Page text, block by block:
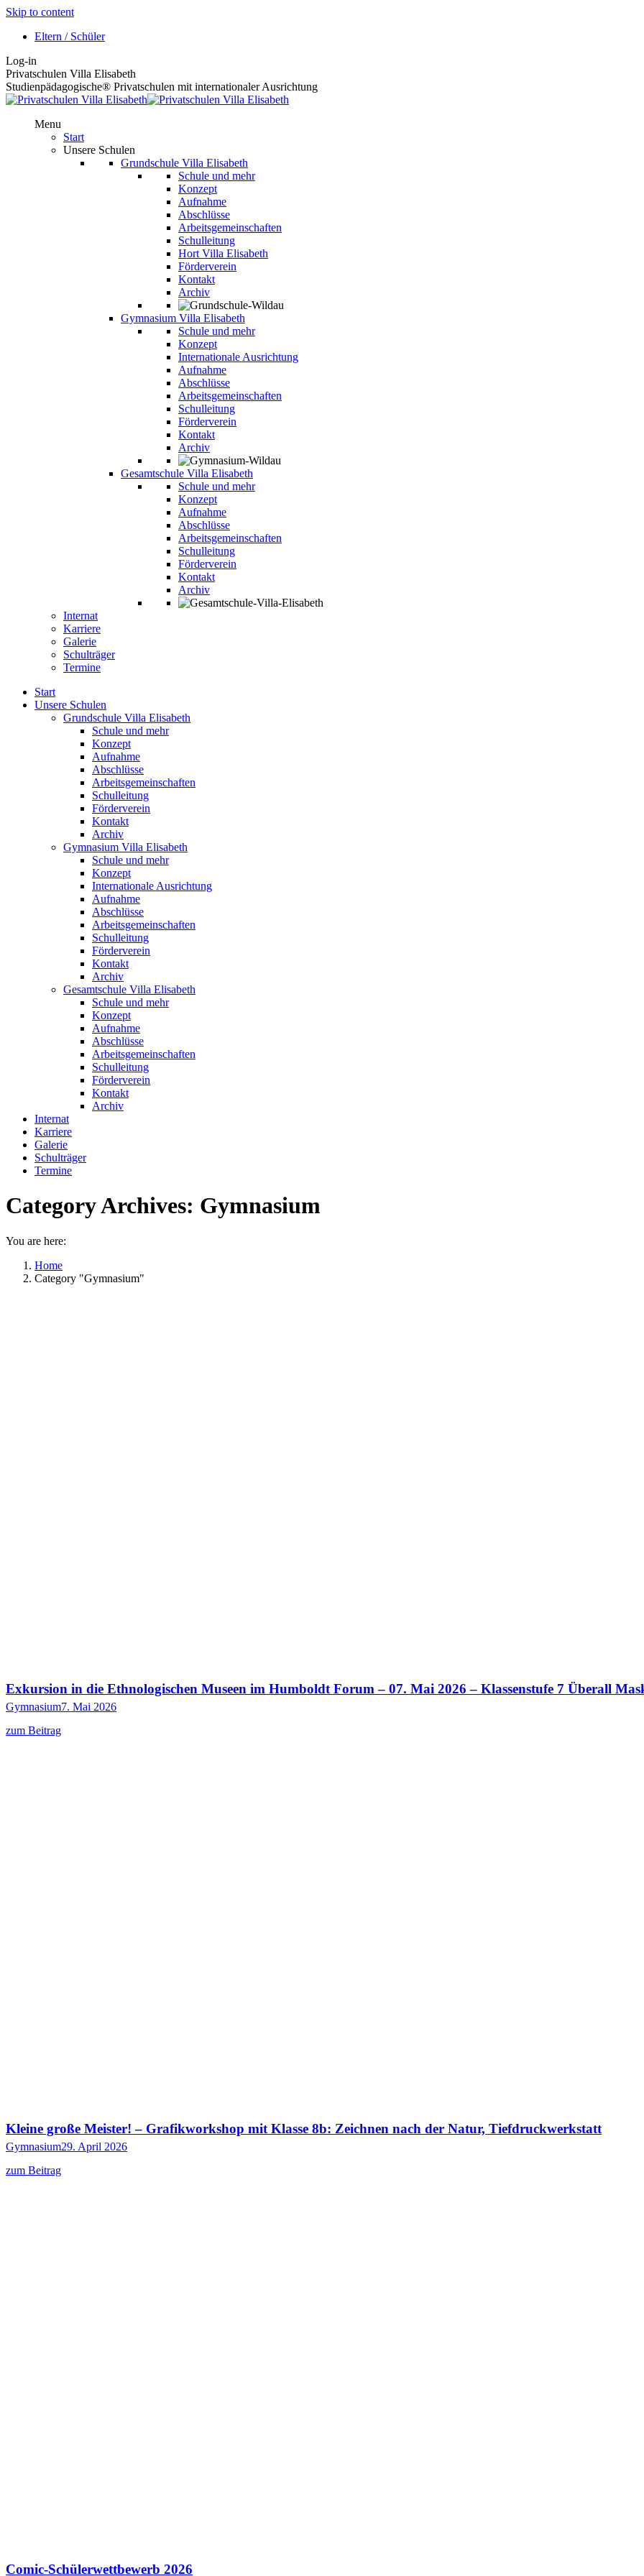
Skip to content
Eltern / Schüler
Log-in
Privatschulen Villa Elisabeth
Studienpädagogische® Privatschulen mit internationaler Ausrichtung
Menu
Start
Unsere Schulen
Grundschule Villa Elisabeth
Schule und mehr
Konzept
Aufnahme
Abschlüsse
Arbeitsgemeinschaften
Schulleitung
Hort Villa Elisabeth
Förderverein
Kontakt
Archiv
Gymnasium Villa Elisabeth
Schule und mehr
Konzept
Internationale Ausrichtung
Aufnahme
Abschlüsse
Arbeitsgemeinschaften
Schulleitung
Förderverein
Kontakt
Archiv
Gesamtschule Villa Elisabeth
Schule und mehr
Konzept
Aufnahme
Abschlüsse
Arbeitsgemeinschaften
Schulleitung
Förderverein
Kontakt
Archiv
Internat
Karriere
Galerie
Schulträger
Termine
Start
Unsere Schulen
Grundschule Villa Elisabeth
Schule und mehr
Konzept
Aufnahme
Abschlüsse
Arbeitsgemeinschaften
Schulleitung
Förderverein
Kontakt
Archiv
Gymnasium Villa Elisabeth
Schule und mehr
Konzept
Internationale Ausrichtung
Aufnahme
Abschlüsse
Arbeitsgemeinschaften
Schulleitung
Förderverein
Kontakt
Archiv
Gesamtschule Villa Elisabeth
Schule und mehr
Konzept
Aufnahme
Abschlüsse
Arbeitsgemeinschaften
Schulleitung
Förderverein
Kontakt
Archiv
Internat
Karriere
Galerie
Schulträger
Termine
Category Archives: Gymnasium
You are here:
Home
Category "Gymnasium"
Exkursion in die Ethnologischen Museen im Humboldt Forum – 07. Mai 2026 – Klassenstufe 7 Überall
Gymnasium7. Mai 2026
zum Beitrag
Kleine große Meister! – Grafikworkshop mit Klasse 8b: Zeichnen nach der Natur, Tiefdruckwerkstatt
Gymnasium29. April 2026
zum Beitrag
Comic-Schülerwettbewerb 2026